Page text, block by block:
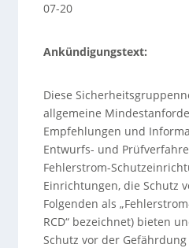
07-20
Ankündigungstext:
Diese
allgemeine
Empfehlungen und
Entwurfs- und
Fehlerstrom-
Einrichtungen, die Schutz
Folgenden als
RCD“ bezeichnet) bieten
Schutz vor der